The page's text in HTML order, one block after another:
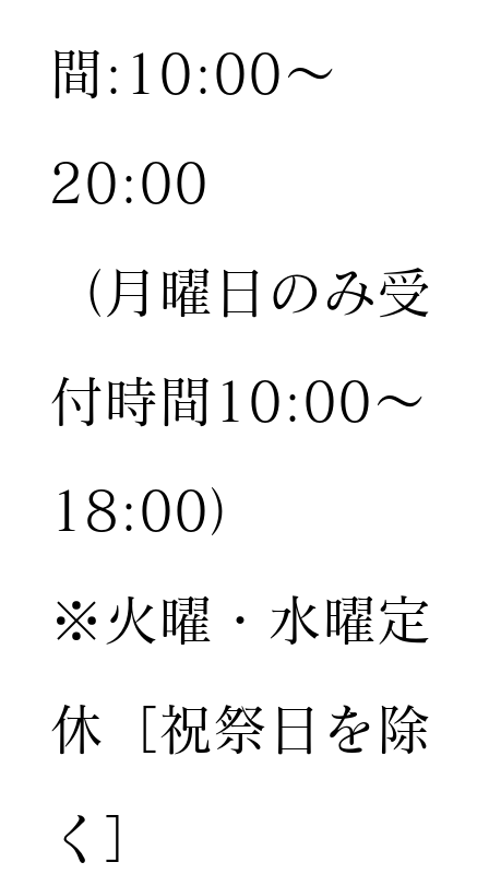
間:10:00〜
20:00
（月曜日のみ受
付時間10:00〜
18:00）
※火曜・水曜定
休［祝祭日を除
く］